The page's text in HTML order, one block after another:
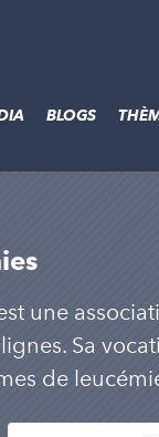
BLOGS
une
Sa
de